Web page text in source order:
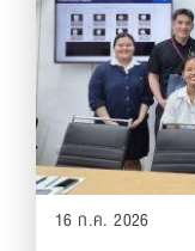
16 ก.ค. 2026